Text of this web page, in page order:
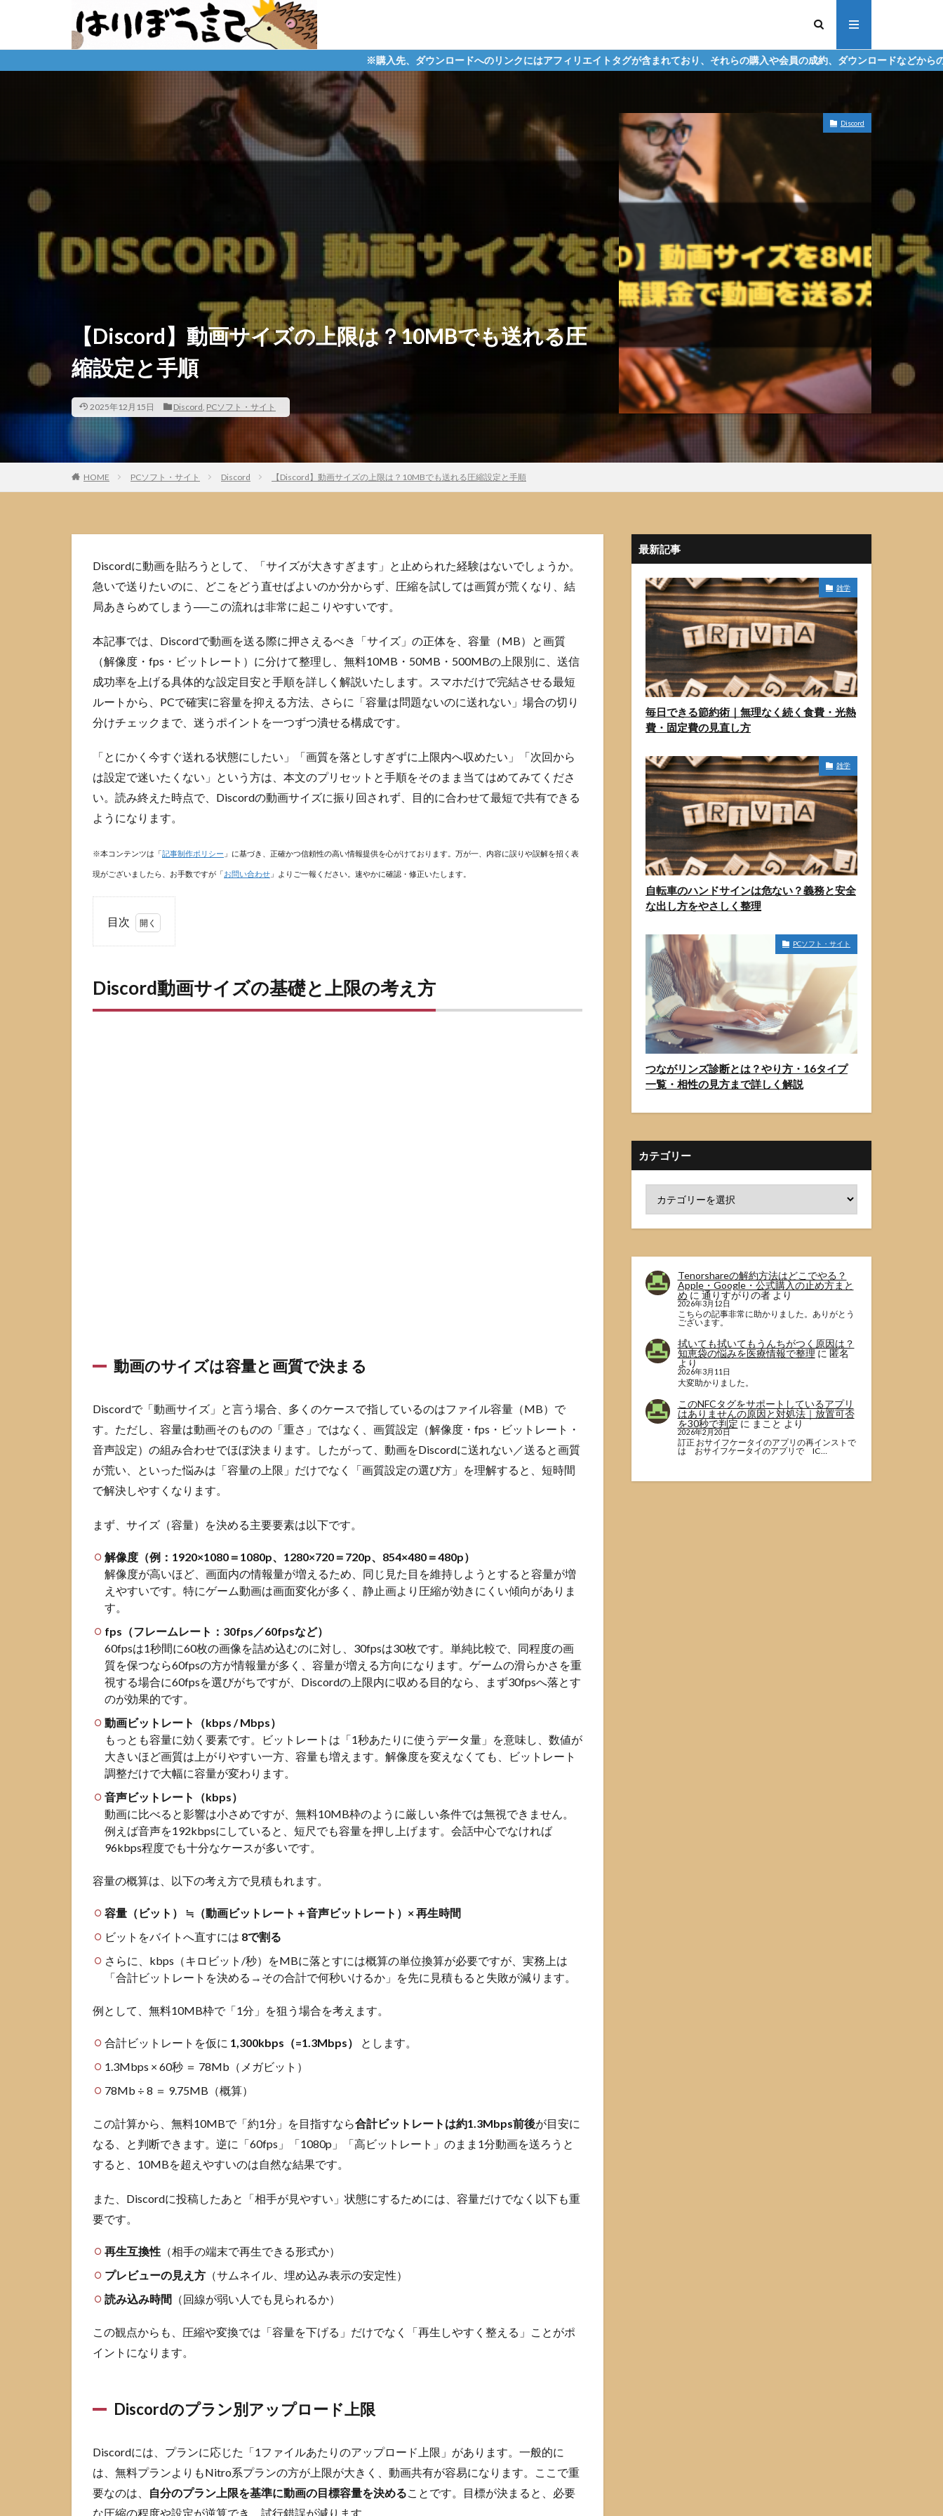
※購入先、ダウンロードへのリンクにはアフィリエイトタグが含まれており、それらの購入や会員の成約、ダウンロードなどからの収益化を行う場合があ
【Discord】動画サイズの上限は？10MBでも送れる圧
縮設定と手順
2025年12月15日 Discord, PCソフト・サイト
Discord
HOME PCソフト・サイト Discord 【Discord】動画サイズの上限は？10MBでも送れる圧縮設定と手順
Discordに動画を貼ろうとして、「サイズが大きすぎます」と止められた経験はないでしょうか。
急いで送りたいのに、どこをどう直せばよいのか分からず、圧縮を試しては画質が荒くなり、結
局あきらめてしまう──この流れは非常に起こりやすいです。
本記事では、Discordで動画を送る際に押さえるべき「サイズ」の正体を、容量（MB）と画質
（解像度・fps・ビットレート）に分けて整理し、無料10MB・50MB・500MBの上限別に、送信
成功率を上げる具体的な設定目安と手順を詳しく解説いたします。スマホだけで完結させる最短
ルートから、PCで確実に容量を抑える方法、さらに「容量は問題ないのに送れない」場合の切り
分けチェックまで、迷うポイントを一つずつ潰せる構成です。
「とにかく今すぐ送れる状態にしたい」「画質を落としすぎずに上限内へ収めたい」「次回から
は設定で迷いたくない」という方は、本文のプリセットと手順をそのまま当てはめてみてくださ
い。読み終えた時点で、Discordの動画サイズに振り回されず、目的に合わせて最短で共有できる
ようになります。
※本コンテンツは「記事制作ポリシー 」に基づき、正確かつ信頼性の高い情報提供を心がけております。万が一、内容に誤りや誤解を招く表
現がございましたら、お手数ですが「お問い合わせ 」よりご一報ください。速やかに確認・修正いたします。
目次
イズの
動画
品質
がサ
に与
える
2
動画サ
イズを
上限内
に収め
る設定
目安
10MB
で送
るた
めの
おす
すめ
設定
2.2
50MB
で送
るた
めの
おす
すめ
設定
2.3
で送る
ための
おすす
2.4
の早
見表
と計
算方
法
3
で動画
を小さ
くする
3.1
スマ
でき
短手
順
PCで
確実
順
切り
し・
分割
で対
Discord動画サイズの基礎と上限の考え方
動画のサイズは容量と画質で決まる
Discordで「動画サイズ」と言う場合、多くのケースで指しているのはファイル容量（MB）で
す。ただし、容量は動画そのものの「重さ」ではなく、画質設定（解像度・fps・ビットレート・
音声設定）の組み合わせでほぼ決まります。したがって、動画をDiscordに送れない／送ると画質
が荒い、といった悩みは「容量の上限」だけでなく「画質設定の選び方」を理解すると、短時間
で解決しやすくなります。
まず、サイズ（容量）を決める主要要素は以下です。
解像度（例：1920×1080＝1080p、1280×720＝720p、854×480＝480p）
解像度が高いほど、画面内の情報量が増えるため、同じ見た目を維持しようとすると容量が増
えやすいです。特にゲーム動画は画面変化が多く、静止画より圧縮が効きにくい傾向がありま
す。
fps（フレームレート：30fps／60fpsなど）
60fpsは1秒間に60枚の画像を詰め込むのに対し、30fpsは30枚です。単純比較で、同程度の画
質を保つなら60fpsの方が情報量が多く、容量が増える方向になります。ゲームの滑らかさを重
視する場合に60fpsを選びがちですが、Discordの上限内に収める目的なら、まず30fpsへ落とす
のが効果的です。
動画ビットレート（kbps / Mbps）
もっとも容量に効く要素です。ビットレートは「1秒あたりに使うデータ量」を意味し、数値が
大きいほど画質は上がりやすい一方、容量も増えます。解像度を変えなくても、ビットレート
調整だけで大幅に容量が変わります。
音声ビットレート（kbps）
動画に比べると影響は小さめですが、無料10MB枠のように厳しい条件では無視できません。
例えば音声を192kbpsにしていると、短尺でも容量を押し上げます。会話中心でなければ
96kbps程度でも十分なケースが多いです。
容量の概算は、以下の考え方で見積もれます。
容量（ビット） ≒（動画ビットレート＋音声ビットレート）× 再生時間
ビットをバイトへ直すには 8で割る
さらに、kbps（キロビット/秒）をMBに落とすには概算の単位換算が必要ですが、実務上は
「合計ビットレートを決める→その合計で何秒いけるか」を先に見積もると失敗が減ります。
例として、無料10MB枠で「1分」を狙う場合を考えます。
合計ビットレートを仮に 1,300kbps（=1.3Mbps）
とします。
1.3Mbps × 60秒 ＝ 78Mb（メガビット）
78Mb ÷ 8 ＝ 9.75MB（概算）
この計算から、無料10MBで「約1分」を目指すなら合計ビットレートは約1.3Mbps前後が目安に
なる、と判断できます。逆に「60fps」「1080p」「高ビットレート」のまま1分動画を送ろうと
すると、10MBを超えやすいのは自然な結果です。
また、Discordに投稿したあと「相手が見やすい」状態にするためには、容量だけでなく以下も重
要です。
再生互換性 （相手の端末で再生できる形式か）
プレビューの見え方 （サムネイル、埋め込み表示の安定性）
読み込み時間 （回線が弱い人でも見られるか）
この観点からも、圧縮や変換では「容量を下げる」だけでなく「再生しやすく整える」ことがポ
イントになります。
Discordのプラン別アップロード上限
Discordには、プランに応じた「1ファイルあたりのアップロード上限」があります。一般的に
は、無料プランよりもNitro系プランの方が上限が大きく、動画共有が容易になります。ここで重
要なのは、
自分のプラン上限を基準に動画の目標容量を決めることです。目標が決まると、必要
な圧縮の程度や設定が逆算でき、試行錯誤が減ります。
最新記事
雑学
毎日できる節約術｜無理なく続く食費・光熱
費・固定費の見直し方
雑学
自転車のハンドサインは危ない？義務と安全
な出し方をやさしく整理
PCソフト・サイト
つながリンズ診断とは？やり方・16タイプ
一覧・相性の見方まで詳しく解説
カテゴリー
Tenorshareの解約方法はどこでやる？
Apple・Google・公式購入の止め方まと
め に 通りすがりの者より
2026年3月12日
こちらの記事非常に助かりました。ありがとう
ございます。
拭いても拭いてもうんちがつく原因は？
知恵袋の悩みを医療情報で整理 に 匿名
より
2026年3月11日
大変助かりました。
このNFCタグをサポートしているアプリ
はありませんの原因と対処法｜放置可否
を30秒で判定 に まこと より
2026年2月20日
訂正 おサイフケータイのアプリの再インストで
は おサイフケータイのアプリで IC…